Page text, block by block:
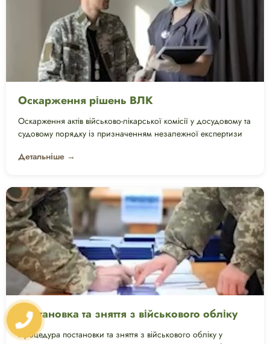
Оскарження рішень ВЛК
Оскарження актів військово-лікарської комісії у досудовому та
судовому порядку із призначенням незалежної експертизи
Детальніше →
Постановка та зняття з військового обліку
Процедура постановки та зняття з військового обліку у